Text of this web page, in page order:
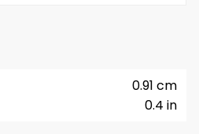
0.4 in
0.91 cm